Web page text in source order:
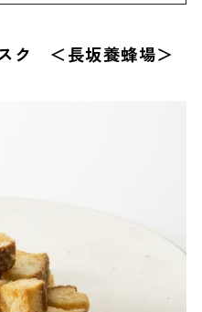
ク ＜長坂養蜂場＞